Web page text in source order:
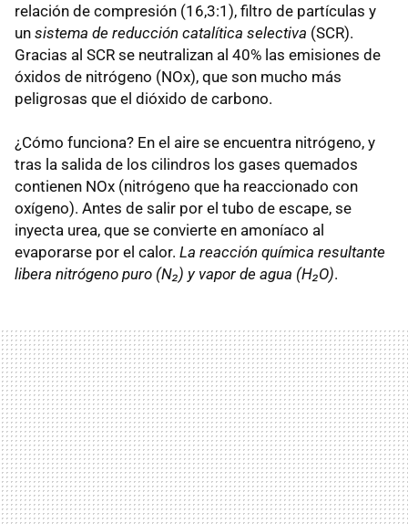
relación de compresión (16,3:1), filtro de partículas y
un sistema de reducción catalítica selectiva (SCR).
Gracias al SCR se neutralizan al 40% las emisiones de
óxidos de nitrógeno (NOx), que son mucho más
peligrosas que el dióxido de carbono.
¿Cómo funciona? En el aire se encuentra nitrógeno, y
tras la salida de los cilindros los gases quemados
contienen NOx (nitrógeno que ha reaccionado con
oxígeno). Antes de salir por el tubo de escape, se
inyecta urea, que se convierte en amoníaco al
evaporarse por el calor. La reacción química resultante
libera nitrógeno puro (N₂) y vapor de agua (H₂O).